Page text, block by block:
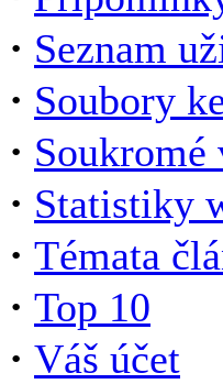
· Seznam
· Soubory
· Soukromé
· Statistiky
· Témata
· Top 10
· Váš účet